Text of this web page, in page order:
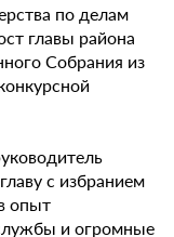
по делам
главы района
Собрания из
с избранием
опыт
и огромные